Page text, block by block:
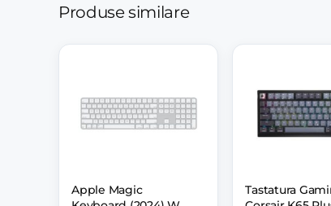
Produse similare
Apple Magic
Tastatura